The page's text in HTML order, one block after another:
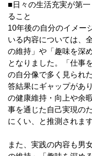
■日々の生活充実が第
ること
10年後の自分のイメー
いる内容については、
の維持」や「趣味を深
となりました。「仕事
の自分像で多く見られ
答結果にギャップがあ
の健康維持・向上や余
事を通じた自己実現の
にくい、と推測されます
また、実践の内容も男